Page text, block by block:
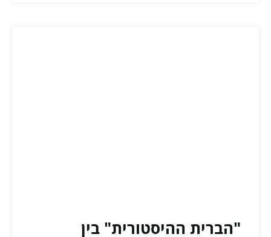
"הברית ההיסטורית" בין